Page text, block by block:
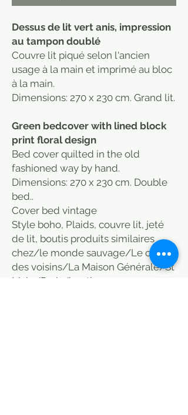
Dessus de lit vert anis, impression
au tampon doublé
Couvre lit piqué selon l'ancien
usage à la main et imprimé au bloc
à la main.
Dimensions: 270 x 230 cm. Grand lit.
Green bedcover with lined block
print floral design
Bed cover quilted in the old
fashioned way by hand.
Dimensions: 270 x 230 cm. Double
bed..
Cover bed vintage
Style boho, Plaids, couvre lit, jeté
de lit, boutis produits similaires
chez/le monde sauvage/Le coin
des voisins/La Maison Générale/St
Malo/Paris/boutique